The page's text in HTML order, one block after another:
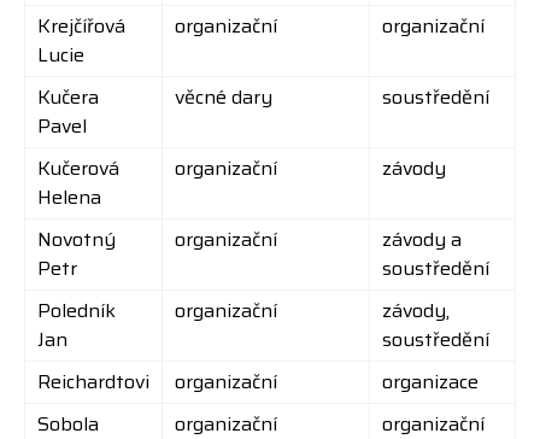
Krejčířová
Lucie
organizační organizační
Kučera
Pavel
věcné dary soustředění
Kučerová
Helena
organizační závody
Novotný
Petr
organizační
závody a
soustředění
Poledník
Jan
organizační
závody,
soustředění
Reichardtovi
organizační
organizace
Sobola
organizační organizační